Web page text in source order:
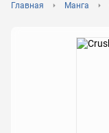
Главная Манга